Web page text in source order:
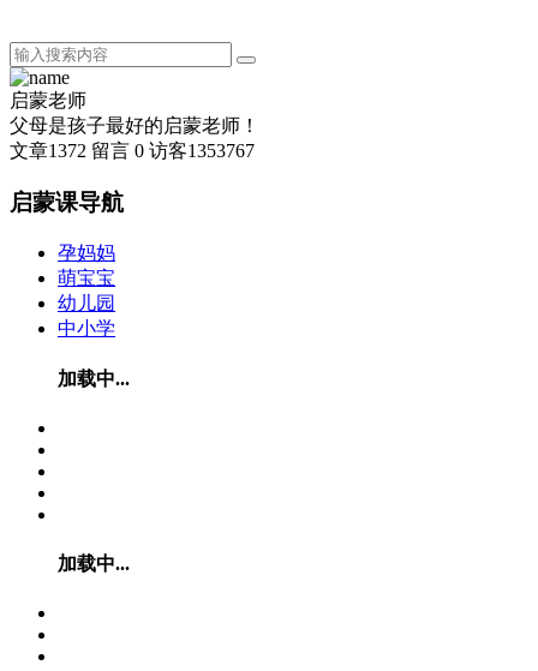
启蒙老师
父母是孩子最好的启蒙老师！
文章1372 留言 0 访客1353767
启蒙课导航
孕妈妈
萌宝宝
幼儿园
中小学
加载中...
加载中...